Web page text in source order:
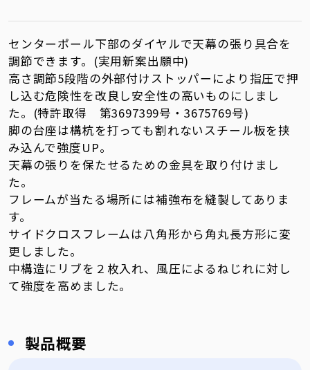
センターポール下部のダイヤルで天幕の張り具合を
調節できます。(実用新案出願中)
高さ調節5段階の外部付けストッパーにより指圧で押
し込む危険性を改良し安全性の高いものにしまし
た。(特許取得 第3697399号・3675769号)
脚の台座は構杭を打っても割れないスチール板を挟
み込んで強度UP。
天幕の張りを保たせるための金具を取り付けまし
た。
フレームが当たる場所には補強布を縫製してありま
す。
サイドクロスフレームは八角形から角丸長方形に変
更しました。
中構造にリブを２枚入れ、風圧によるねじれに対し
て強度を高めました。
製品概要